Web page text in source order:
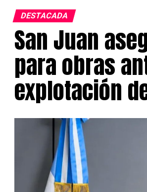
DESTACADA
San Juan
para obras
explotación